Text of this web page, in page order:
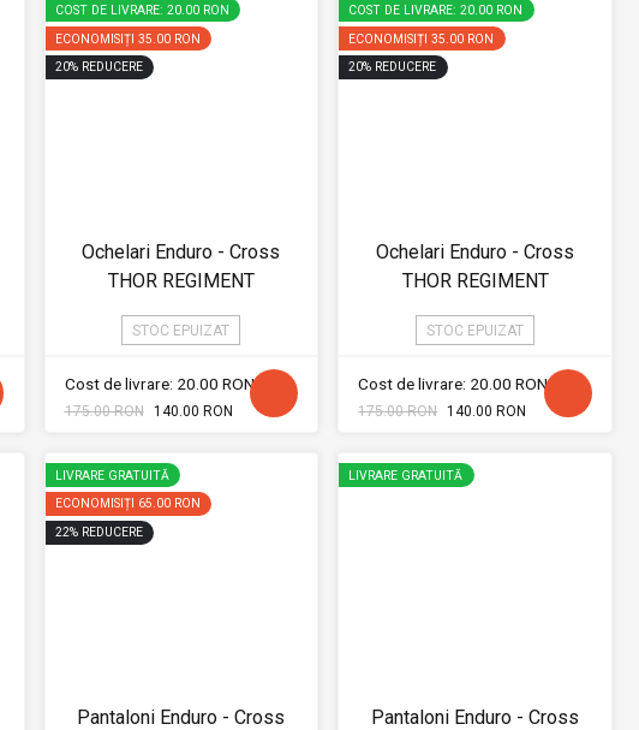
COST DE LIVRARE: 20.00 RON
ECONOMISIȚI 35.00 RON
20% REDUCERE
Ochelari Enduro - Cross
THOR REGIMENT
STOC EPUIZAT
Cost de livrare: 20.00 RON
175.00 RON 140.00 RON
COST DE LIVRARE: 20.00 RON
ECONOMISIȚI 35.00 RON
20% REDUCERE
Ochelari Enduro - Cross
THOR REGIMENT
STOC EPUIZAT
Cost de livrare: 20.00 RON
175.00 RON 140.00 RON
LIVRARE GRATUITĂ
ECONOMISIȚI 65.00 RON
22% REDUCERE
Pantaloni Enduro - Cross
LIVRARE GRATUITĂ
Pantaloni Enduro - Cross